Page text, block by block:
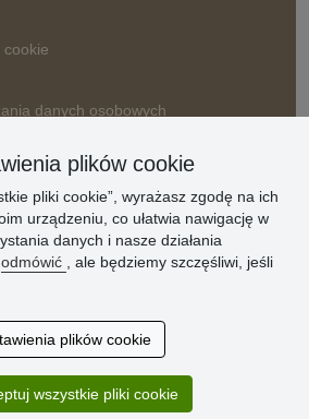
cookie
danych osobowych
zarejestrować?
pytania
Jestem
plików cookie
pliki cookie”, wyrażasz zgodę na ich
urządzeniu, co ułatwia nawigację w
danych i nasze działania
odmówić
, ale będziemy szczęśliwi, jeśli
plików cookie
wszystkie pliki cookie